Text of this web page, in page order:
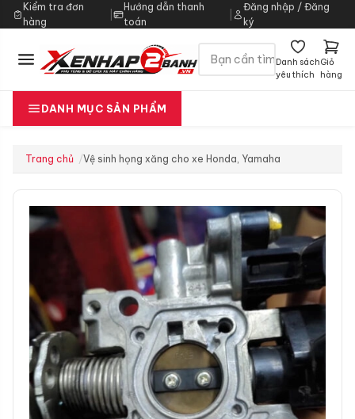
Kiểm tra đơn
hàng
|
Hướng dẫn thanh
toán
Đăng nhập / Đăng
ký
Danh sách
yêu thích
Giỏ
hàng
DANH MỤC SẢN PHẨM
Trang chủ Vệ sinh họng xăng cho xe Honda, Yamaha